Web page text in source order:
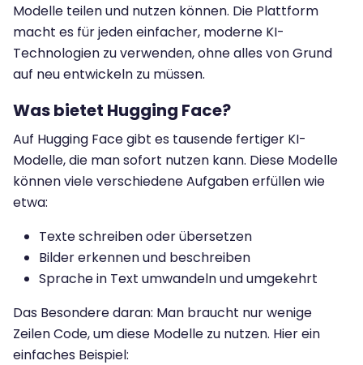
Modelle teilen und nutzen können. Die Plattform
macht es für jeden einfacher, moderne KI-
Technologien zu verwenden, ohne alles von Grund
auf neu entwickeln zu müssen.
Was bietet Hugging Face?
Auf Hugging Face gibt es tausende fertiger KI-
Modelle, die man sofort nutzen kann. Diese Modelle
können viele verschiedene Aufgaben erfüllen wie
etwa:
Texte schreiben oder übersetzen
Bilder erkennen und beschreiben
Sprache in Text umwandeln und umgekehrt
Das Besondere daran: Man braucht nur wenige
Zeilen Code, um diese Modelle zu nutzen. Hier ein
einfaches Beispiel: